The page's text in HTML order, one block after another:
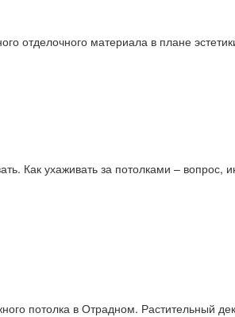
отделочного материала в плане
Как ухаживать за потолками – вопрос,
потолка в Отрадном. Растительный